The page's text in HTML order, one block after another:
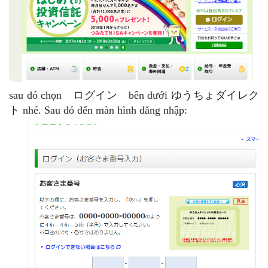
sau đó chọn ログイン bên dưới ゆうちょダイレク
ト nhé. Sau đó đến màn hình đăng nhập: